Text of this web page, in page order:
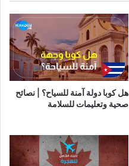
هل كوبا دولة آمنة للسياح؟ | نصائح
صحية وتعليمات للسلامة